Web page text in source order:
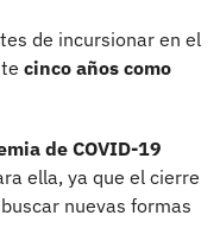
de incursionar en el
cinco años como
de COVID-19
ella, ya que el cierre
nuevas formas